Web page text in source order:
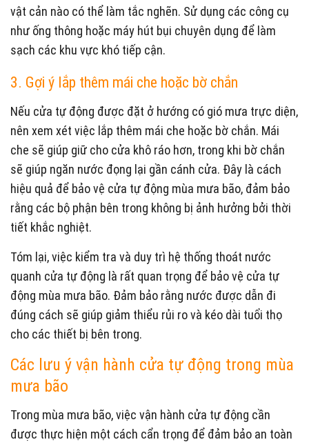
vật cản nào có thể làm tắc nghẽn. Sử dụng các công cụ
như ống thông hoặc máy hút bụi chuyên dụng để làm
sạch các khu vực khó tiếp cận.
3. Gợi ý lắp thêm mái che hoặc bờ chắn
Nếu cửa tự động được đặt ở hướng có gió mưa trực diện,
nên xem xét việc lắp thêm mái che hoặc bờ chắn. Mái
che sẽ giúp giữ cho cửa khô ráo hơn, trong khi bờ chắn
sẽ giúp ngăn nước đọng lại gần cánh cửa. Đây là cách
hiệu quả để bảo vệ cửa tự động mùa mưa bão, đảm bảo
rằng các bộ phận bên trong không bị ảnh hưởng bởi thời
tiết khắc nghiệt.
Tóm lại, việc kiểm tra và duy trì hệ thống thoát nước
quanh cửa tự động là rất quan trọng để bảo vệ cửa tự
động mùa mưa bão. Đảm bảo rằng nước được dẫn đi
đúng cách sẽ giúp giảm thiểu rủi ro và kéo dài tuổi thọ
cho các thiết bị bên trong.
Các lưu ý vận hành cửa tự động trong mùa
mưa bão
Trong mùa mưa bão, việc vận hành cửa tự động cần
được thực hiện một cách cẩn trọng để đảm bảo an toàn